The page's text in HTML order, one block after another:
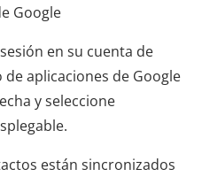
Google
en su cuenta de
de aplicaciones de Google
y seleccione
están sincronizados